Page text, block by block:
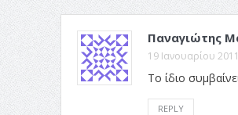
Παναγιώτης
19 Ιανουαρίου
Το ίδιο
REPLY